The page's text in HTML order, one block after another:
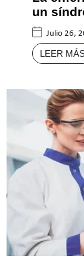
un
Julio 26,
LEER